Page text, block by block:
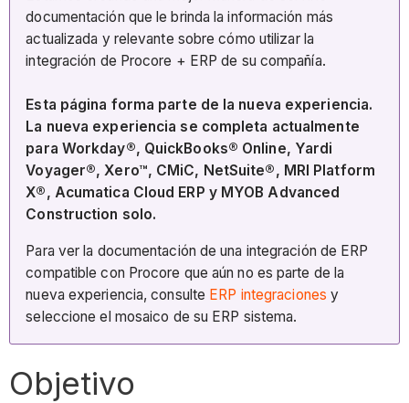
documentación que le brinda la información más
actualizada y relevante sobre cómo utilizar la
integración de Procore + ERP de su compañía.
Esta página forma parte de la nueva experiencia.
La nueva experiencia se completa actualmente
para Workday®, QuickBooks® Online, Yardi
Voyager®, Xero™, CMiC, NetSuite®, MRI Platform
X®, Acumatica Cloud ERP y MYOB Advanced
Construction solo.
Para ver la documentación de una integración de ERP
compatible con Procore que aún no es parte de la
nueva experiencia, consulte ERP integraciones y
seleccione el mosaico de su ERP sistema.
Objetivo